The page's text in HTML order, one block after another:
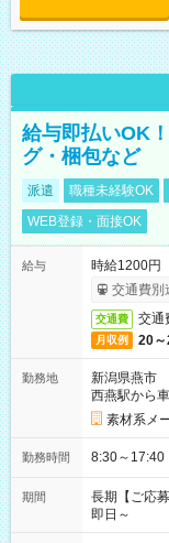
給与即払いOK
グ・梱包など
派遣 職種未経験OK
WEB登録・面接OK
給与
時給1200円
交通費別
交通費 交通
月収例 20～
勤務地
新潟県燕市
西燕駅から
素材系メ
勤務時間
期間
長期【ご応
即日～